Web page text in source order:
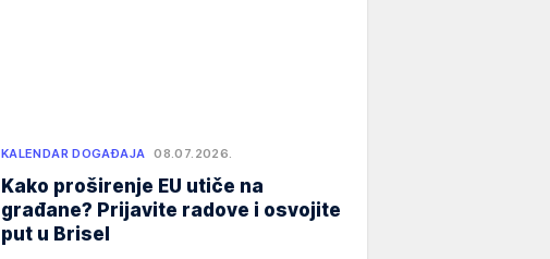
KALENDAR DOGAĐAJA 08.07.2026.
Kako proširenje EU utiče na
građane? Prijavite radove i osvojite
put u Brisel